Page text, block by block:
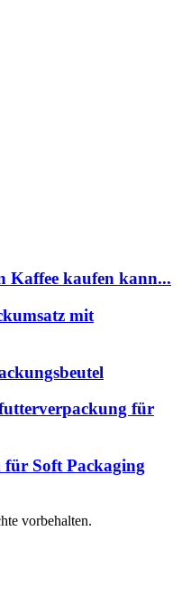
Kaffee kaufen kann...
mit
für
für Soft Packaging
vorbehalten.